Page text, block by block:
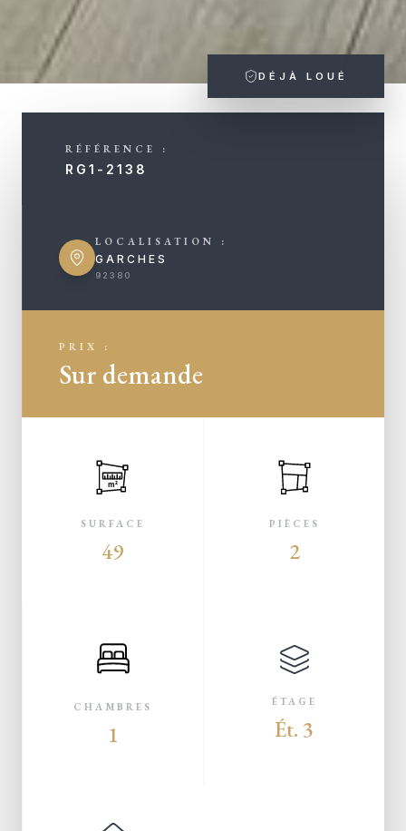
DÉJÀ LOUÉ
RÉFÉRENCE :
RG1-2138
LOCALISATION :
GARCHES
92380
PRIX :
Sur demande
m²
SURFACE
49
PIÈCES
2
CHAMBRES
1
ÉTAGE
Ét. 3